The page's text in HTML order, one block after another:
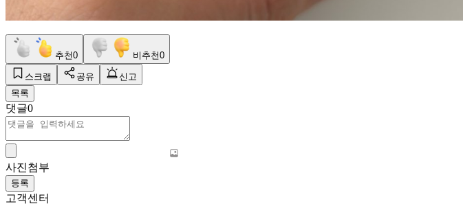
추천0 비추천0
스크랩 공유
신고
목록
댓글0
사진첨부
등록
고객센터